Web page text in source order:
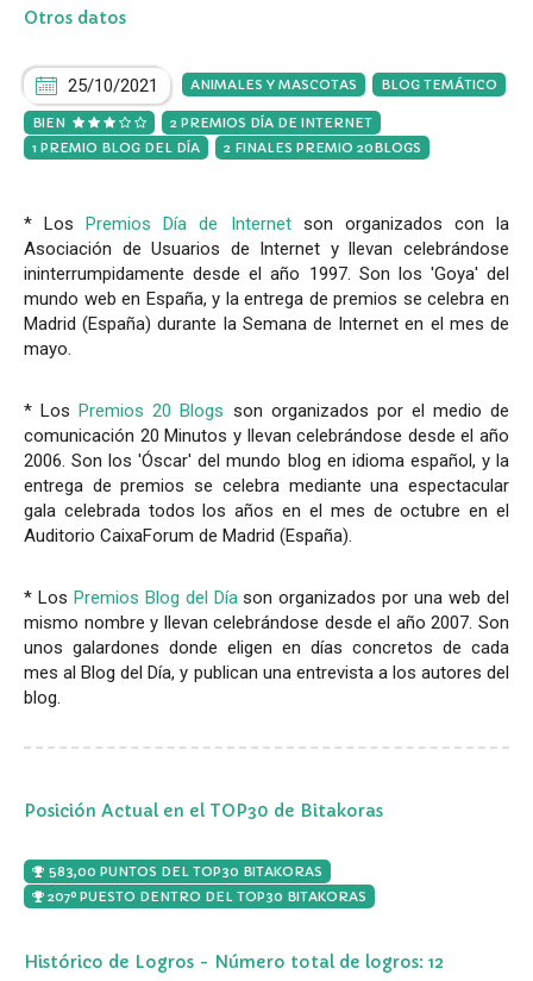
Otros datos
25/10/2021 ANIMALES Y MASCOTAS BLOG TEMÁTICO
BIEN
2 PREMIOS DÍA DE INTERNET
1 PREMIO BLOG DEL DÍA
2 FINALES PREMIO 20BLOGS
* LosPremios Día de Internetson organizados con la
Asociación de Usuarios de Internet y llevan celebrándose
ininterrumpidamente desde el año 1997. Son los 'Goya' del
mundo web en España, y la entrega de premios se celebra en
Madrid (España) durante la Semana de Internet en el mes de
mayo.
* LosPremios 20 Blogs son organizados por el medio de
comunicación 20 Minutos y llevan celebrándose desde el año
2006. Son los 'Óscar' del mundo blog en idioma español, y la
entrega de premios se celebra mediante una espectacular
gala celebrada todos los años en el mes de octubre en el
Auditorio CaixaForum de Madrid (España).
* Los Premios Blog del Díason organizados por una web del
mismo nombre y llevan celebrándose desde el año 2007. Son
unos galardones donde eligen en días concretos de cada
mes al Blog del Día, y publican una entrevista a los autores del
blog.
Posición Actual en el TOP30 de Bitakoras
583,00 PUNTOS DEL TOP30 BITAKORAS
207º PUESTO DENTRO DEL TOP30 BITAKORAS
Histórico de Logros - Número total de logros: 12